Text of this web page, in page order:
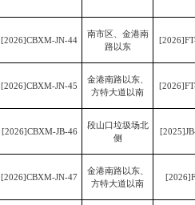
[2026]CBXM-JN-44
南市区、金港南
路以东
[2026]CBXM-JN-45
金港南路以东、
方特大道以南
[2026]CBXM-JB-46
段山口垃圾场北
侧
[2025]JB
[2026]CBXM-JN-47
金港南路以东、
方特大道以南